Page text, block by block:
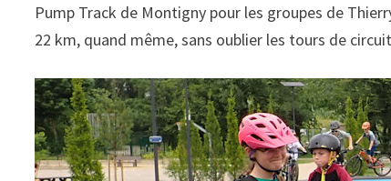
Pump Track de Montigny pour les groupes de
22 km, quand même, sans oublier les tours de